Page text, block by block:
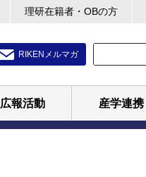
理研在籍者・OBの方
RIKENメルマガ
広報活動 産学連携